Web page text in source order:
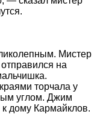
Мистер
на
торчала у
углом. Джим
дому Кармайклов.